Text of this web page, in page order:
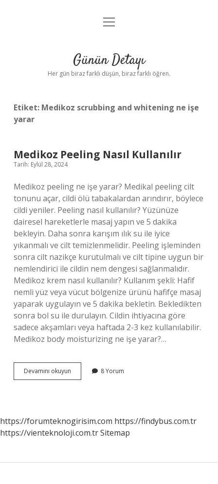
Anasayfa
Yasal Uyarı
menüyü
Günün Detayı
Her gün biraz farklı düşün, biraz farklı öğren.
Etiket: Medikoz scrubbing and whitening ne işe
yarar
Medikoz Peeling Nasıl Kullanılır
Tarih: Eylül 28, 2024
Medikoz peeling ne işe yarar? Medikal peeling cilt
tonunu açar, cildi ölü tabakalardan arındırır, böylece
cildi yeniler. Peeling nasıl kullanılır? Yüzünüze
dairesel hareketlerle masaj yapın ve 5 dakika
bekleyin. Daha sonra karışım ılık su ile iyice
yıkanmalı ve cilt temizlenmelidir. Peeling işleminden
sonra cilt nazikçe kurutulmalı ve cilt tipine uygun bir
nemlendirici ile cildin nem dengesi sağlanmalıdır.
Medikoz krem nasıl kullanılır? Kullanım şekli: Hafif
nemli yüz veya vücut bölgenize ürünü hafifçe masaj
yaparak uygulayın ve 5 dakika bekletin. Bekledikten
sonra bol su ile durulayın. Cildin ihtiyacına göre
sadece akşamları veya haftada 2-3 kez kullanılabilir.
Medikoz body moisturizing ne işe yarar?…
Devamını okuyun Medikoz
Peeling
8 Yorum
https://forumteknogirisim.com https://findybus.com.tr
https://vienteknoloji.com.trSitemap